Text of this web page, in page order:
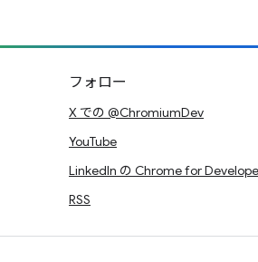
フォロー
X での @ChromiumDev
YouTube
LinkedIn の Chrome for
RSS